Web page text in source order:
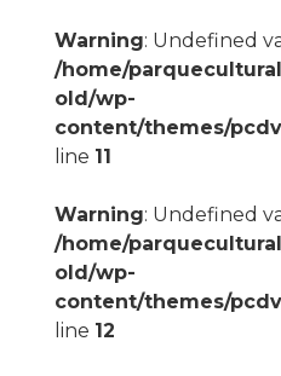
Warning: Undefined
/home/
old/wp-
content/themes/
line 11
Warning: Undefined
/home/
old/wp-
content/themes/
line 12